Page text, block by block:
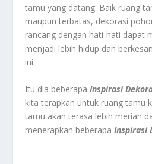
tamu yang datang. Baik ruang
maupun terbatas, dekorasi
rancang dengan hati-hati dapat
menjadi lebih hidup dan
ini.
Itu dia beberapaInspirasi
kita terapkan untuk ruang tamu
tamu akan terasa lebih meriah
menerapkan beberapaInspirasi